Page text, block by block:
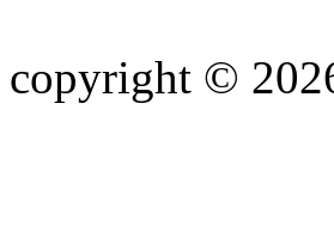
copyright ©